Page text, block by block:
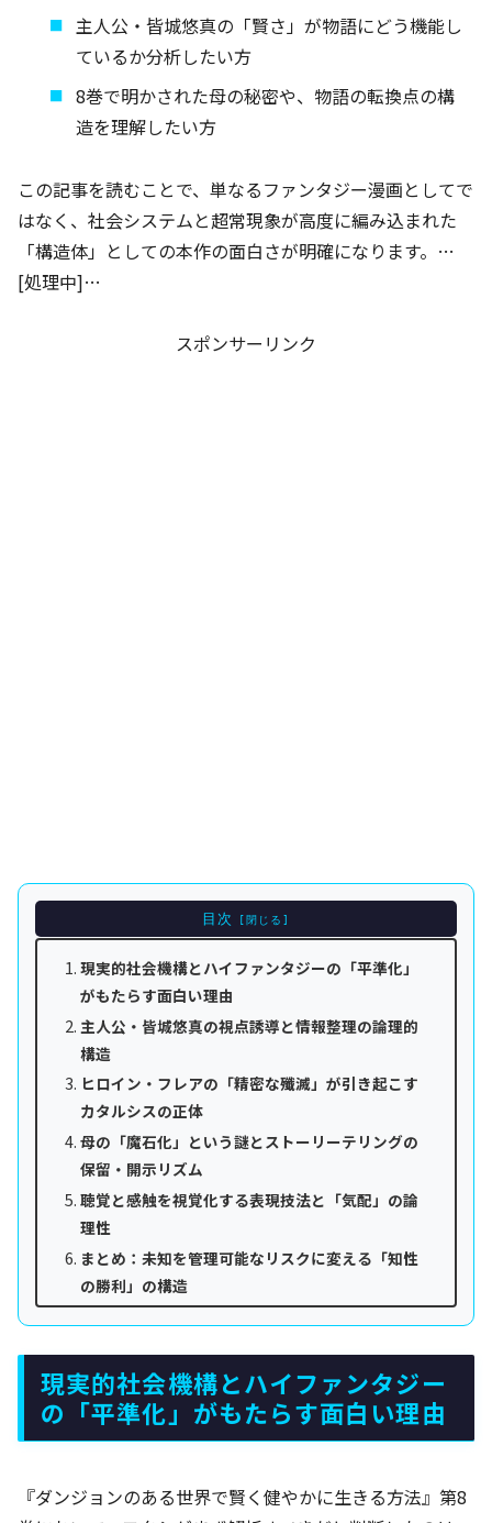
主人公・皆城悠真の「賢さ」が物語にどう機能し
ているか分析したい方
8巻で明かされた母の秘密や、物語の転換点の構
造を理解したい方
この記事を読むことで、単なるファンタジー漫画としてで
はなく、社会システムと超常現象が高度に編み込まれた
「構造体」としての本作の面白さが明確になります。…
[処理中]…
スポンサーリンク
目次
現実的社会機構とハイファンタジーの「平準化」
がもたらす面白い理由
主人公・皆城悠真の視点誘導と情報整理の論理的
構造
ヒロイン・フレアの「精密な殲滅」が引き起こす
カタルシスの正体
母の「魔石化」という謎とストーリーテリングの
保留・開示リズム
聴覚と感触を視覚化する表現技法と「気配」の論
理性
まとめ：未知を管理可能なリスクに変える「知性
の勝利」の構造
現実的社会機構とハイファンタジー
の「平準化」がもたらす面白い理由
『ダンジョンのある世界で賢く健やかに生きる方法』第8